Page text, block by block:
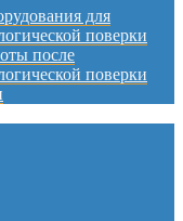
для
поверки
после
поверки